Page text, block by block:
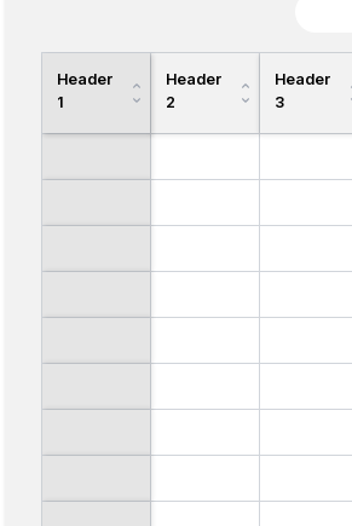
Header
1
Header
2
Header
3